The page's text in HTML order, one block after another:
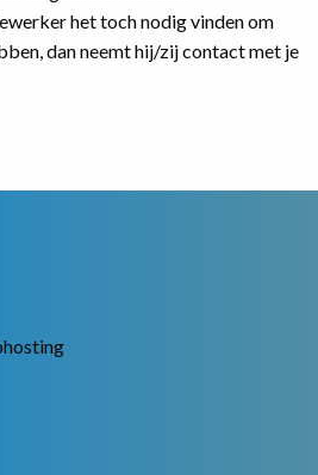
het toch nodig vinden om
dan neemt hij/zij contact met je